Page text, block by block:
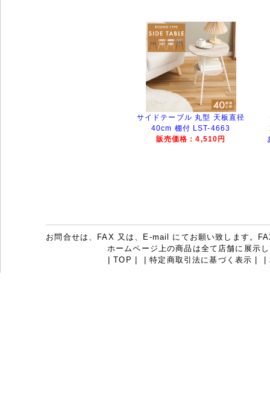
サイドテーブル 丸型 天板直径
40cm 棚付 LST-4663
販売価格：4,510円
お問合せは、FAX 又は、E-mail にてお願い致します。
ホームページ上の商品は全て店舗に展示
|TOP | |特定商取引法に基づく表示 | |